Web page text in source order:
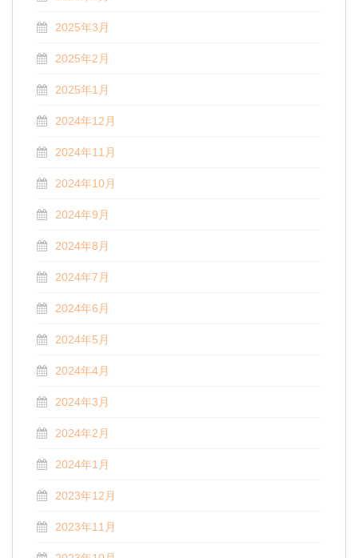
2025年3月
2025年2月
2025年1月
2024年12月
2024年11月
2024年10月
2024年9月
2024年8月
2024年7月
2024年6月
2024年5月
2024年4月
2024年3月
2024年2月
2024年1月
2023年12月
2023年11月